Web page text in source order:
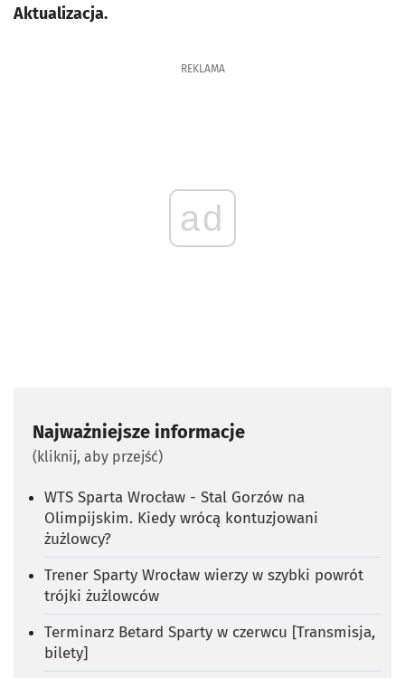
Aktualizacja.
REKLAMA
ad
Najważniejsze informacje
(kliknij, aby przejść)
WTS Sparta Wrocław - Stal Gorzów na
Olimpijskim. Kiedy wrócą kontuzjowani
żużlowcy?
Trener Sparty Wrocław wierzy w szybki powrót
trójki żużlowców
Terminarz Betard Sparty w czerwcu [Transmisja,
bilety]